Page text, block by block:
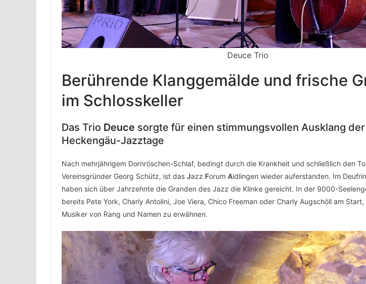
Deuce Trio
Berührende Klanggemälde und frische
im Schlosskeller
Das Trio Deuce sorgte für einen stimmungsvollen Ausklang
Heckengäu-Jazztage
Nach mehrjährigem Dornröschen-Schlaf, bedingt durch die Krankheit und schließlich den
Vereinsgründer Georg Schütz, ist das Jazz Forum Aidlingen wieder auferstanden. Im
haben sich über Jahrzehnte die Granden des Jazz die Klinke gereicht. In der 9000-
bereits Pete York, Charly Antolini, Joe Viera, Chico Freeman oder Charly Augschöll am
Musiker von Rang und Namen zu erwähnen.